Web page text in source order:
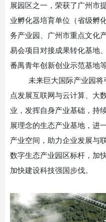
展园区之一，荣获了广州市
业孵化器培育单位（省级孵
务产业园、广州市重点文化
易会项目对接成果转化基地
番禺青年创新创业示范基地
未来巨大国际产业园
点发展互联网与云计算、大数
业，发挥自身产业基础，持
展理念的生态产业基地，进
产业空间，助力企业发展与
数字生态产业园区标杆，加
加快建设科技强国步伐。